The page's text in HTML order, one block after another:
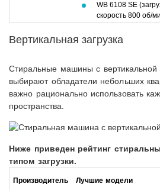
WB 6108 SE
скорость 800 об/
Вертикальная загрузка
Стиральные машины с вертикальной
выбирают обладатели небольших
важно рационально использовать
пространства.
Ниже приведен рейтинг
типом загрузки.
Производитель Лучшие модели